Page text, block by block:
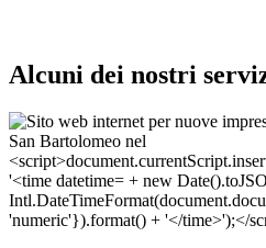
Alcuni dei nostri